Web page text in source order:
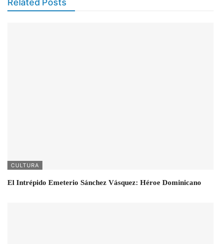
Related Posts
CULTURA
El Intrépido Emeterio Sánchez Vásquez: Héroe Dominicano